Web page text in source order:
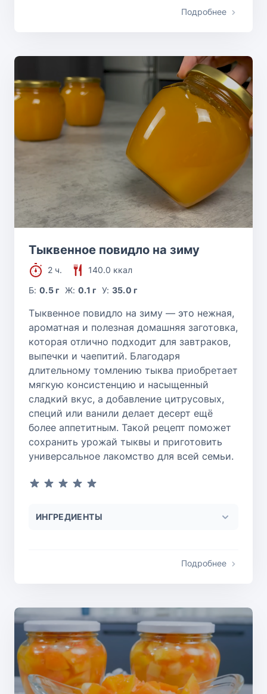
Подробнее
Тыквенное повидло на зиму
2 ч.
140.0 ккал
Б:0.5 г Ж: 0.1 г У: 35.0 г
Тыквенное повидло на зиму — это нежная,
ароматная и полезная домашняя заготовка,
которая отлично подходит для завтраков,
выпечки и чаепитий. Благодаря
длительному томлению тыква приобретает
мягкую консистенцию и насыщенный
сладкий вкус, а добавление цитрусовых,
специй или ванили делает десерт ещё
более аппетитным. Такой рецепт поможет
сохранить урожай тыквы и приготовить
универсальное лакомство для всей семьи.
ИНГРЕДИЕНТЫ
Подробнее